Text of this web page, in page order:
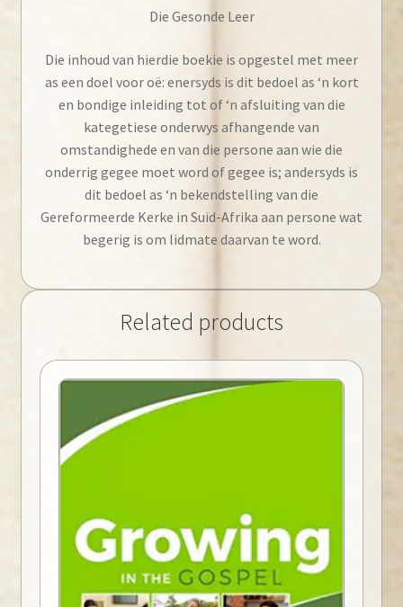
Die Gesonde Leer
Die inhoud van hierdie boekie is opgestel met meer
as een doel voor oë: enersyds is dit bedoel as ‘n kort
en bondige inleiding tot of ‘n afsluiting van die
kategetiese onderwys afhangende van
omstandighede en van die persone aan wie die
onderrig gegee moet word of gegee is; andersyds is
dit bedoel as ‘n bekendstelling van die
Gereformeerde Kerke in Suid-Afrika aan persone wat
begerig is om lidmate daarvan te word.
Related products